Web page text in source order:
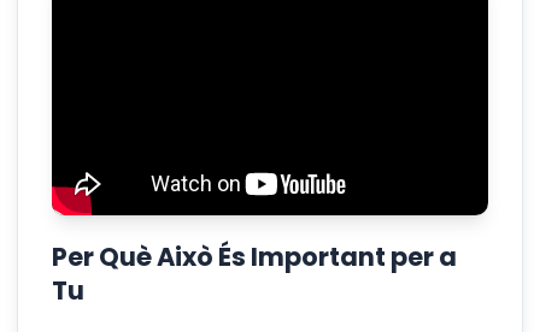
Per Què Això És Important per a
Tu